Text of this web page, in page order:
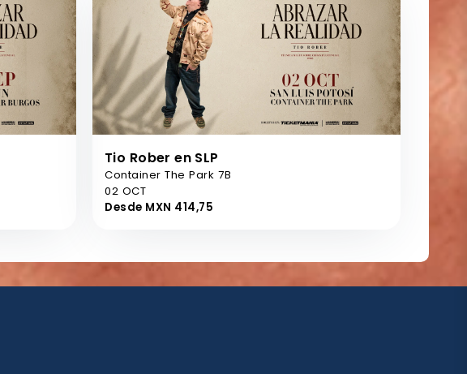
Tio Rober en SLP
Container The Park 7B
02 OCT
Desde MXN 414,75